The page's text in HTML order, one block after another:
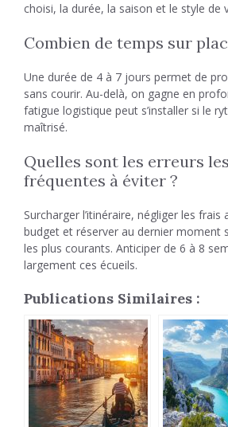
choisi, la durée, la saison et le style de
Combien de temps sur
Une durée de 4 à 7 jours permet de
sans courir. Au-delà, on gagne en
fatigue logistique peut s’installer si le
maîtrisé.
Quelles sont les erreurs
fréquentes à éviter ?
Surcharger l’itinéraire, négliger les frais
budget et réserver au dernier moment
les plus courants. Anticiper de 6 à 8
largement ces écueils.
Publications Similaires :